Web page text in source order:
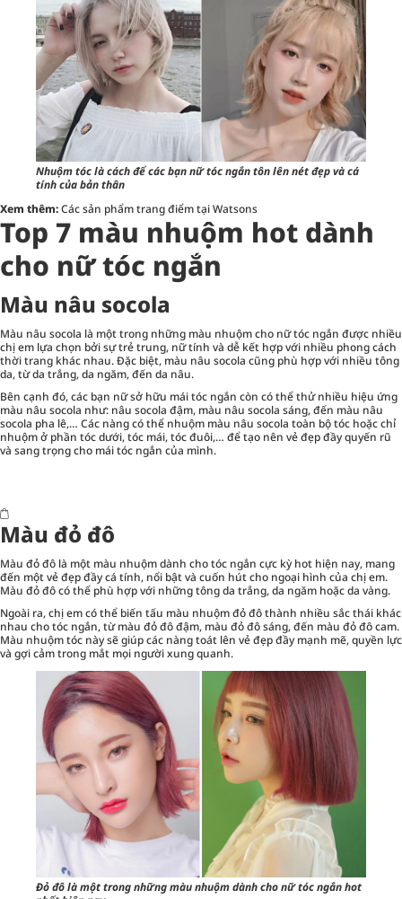
Nhuộm tóc là cách để các bạn nữ tóc ngắn tôn lên nét đẹp và cá
tính của bản thân
Xem thêm:Các sản phẩm trang điểm tại Watsons
Top 7 màu nhuộm hot dành
cho nữ tóc ngắn
Màu nâu socola
Màu nâu socola là một trong những màu nhuộm cho nữ tóc ngắn được nhiều
chị em lựa chọn bởi sự trẻ trung, nữ tính và dễ kết hợp với nhiều phong cách
thời trang khác nhau. Đặc biệt, màu nâu socola cũng phù hợp với nhiều tông
da, từ da trắng, da ngăm, đến da nâu.
Bên cạnh đó, các bạn nữ sở hữu mái tóc ngắn còn có thể thử nhiều hiệu ứng
màu nâu socola như: nâu socola đậm, màu nâu socola sáng, đến màu nâu
socola pha lê,… Các nàng có thể nhuộm màu nâu socola toàn bộ tóc hoặc chỉ
nhuộm ở phần tóc dưới, tóc mái, tóc đuôi,… để tạo nên vẻ đẹp đầy quyến rũ
và sang trọng cho mái tóc ngắn của mình.
Màu đỏ đô
Màu đỏ đô là một màu nhuộm dành cho tóc ngắn cực kỳ hot hiện nay, mang
đến một vẻ đẹp đầy cá tính, nổi bật và cuốn hút cho ngoại hình của chị em.
Màu đỏ đô có thể phù hợp với những tông da trắng, da ngăm hoặc da vàng.
Ngoài ra, chị em có thể biến tấu màu nhuộm đỏ đô thành nhiều sắc thái khác
nhau cho tóc ngắn, từ màu đỏ đô đậm, màu đỏ đô sáng, đến màu đỏ đô cam.
Màu nhuộm tóc này sẽ giúp các nàng toát lên vẻ đẹp đầy mạnh mẽ, quyền lực
và gợi cảm trong mắt mọi người xung quanh.
Đỏ đô là một trong những màu nhuộm dành cho nữ tóc ngắn hot